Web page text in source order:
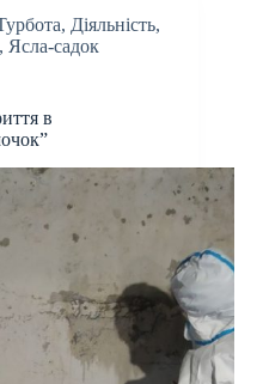
, Діяльність,
, Ясла-садок
в